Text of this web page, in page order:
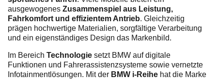
ausgewogenes Zusammenspiel aus Leistung,
Fahrkomfort und effizientem Antrieb. Gleichzeitig
prägen hochwertige Materialien, sorgfältige Verarbeitung
und ein eigenständiges Design das Markenbild.
Im Bereich Technologie setzt BMW auf digitale
Funktionen und Fahrerassistenzsysteme sowie vernetzte
Infotainmentlösungen. Mit der BMW i-Reihe hat die Marke